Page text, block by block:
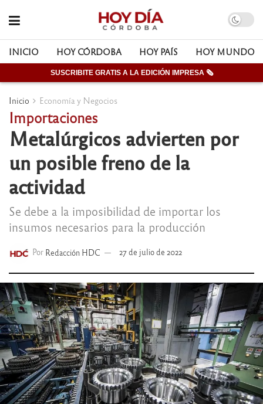
INICIO HOY CÓRDOBA HOY PAÍS HOY MUNDO
SUSCRIBITE GRATIS A LA EDICIÓN IMPRESA 🗞
Inicio Economía y Negocios
Importaciones
Metalúrgicos advierten por
un posible freno de la
actividad
Se debe a la imposibilidad de importar los
insumos necesarios para la producción
Por Redacción HDC 27 de julio de 2022